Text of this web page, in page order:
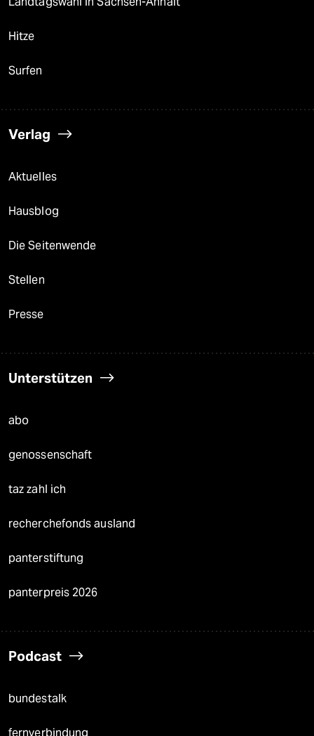
Hitze
Surfen
Verlag
Aktuelles
Hausblog
Die Seitenwende
Stellen
Presse
Unterstützen
abo
genossenschaft
taz zahl ich
recherchefonds ausland
panterstiftung
panterpreis 2026
Podcast
bundestalk
fernverbindung